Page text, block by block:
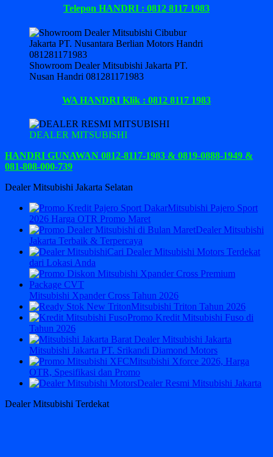
Telepon HANDRI : 0812 8117 1983
Showroom Dealer Mitsubishi Jakarta PT.
Nusan Handri 081281171983
WA HANDRI Klik : 0812 8117 1983
DEALER MITSUBISHI
HANDRI GUNAWAN 0812-8117-1983 & 0819-0888-1949 &
081-808-000-739
Dealer Mitsubishi Jakarta Selatan
Mitsubishi Pajero Sport
2026 Harga OTR Promo Maret
Dealer Mitsubishi
Jakarta Terbaik & Terpercaya
Cari Dealer Mitsubishi Motors Terdekat
dari Lokasi Anda
Mitsubishi Xpander Cross Tahun 2026
Mitsubishi Triton Tahun 2026
Promo Kredit Mitsubishi Fuso di
Tahun 2026
Mitsubishi Jakarta PT. Srikandi Diamond Motors
Mitsubishi Xforce 2026, Harga
OTR, Spesifikasi dan Promo
Dealer Resmi Mitsubishi Jakarta
Dealer Mitsubishi Terdekat